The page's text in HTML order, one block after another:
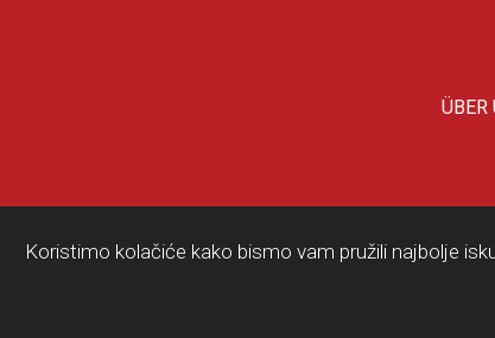
ÜBER
Koristimo kolačiće kako bismo vam pružili najbolje